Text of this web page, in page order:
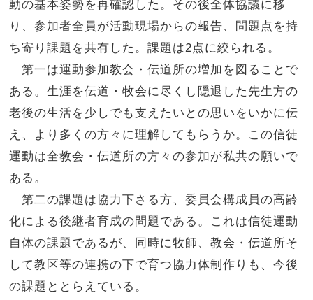
動の基本姿勢を再確認した。その後全体協議に移
り、参加者全員が活動現場からの報告、問題点を持
ち寄り課題を共有した。課題は2点に絞られる。
第一は運動参加教会・伝道所の増加を図ることで
ある。生涯を伝道・牧会に尽くし隠退した先生方の
老後の生活を少しでも支えたいとの思いをいかに伝
え、より多くの方々に理解してもらうか。この信徒
運動は全教会・伝道所の方々の参加が私共の願いで
ある。
第二の課題は協力下さる方、委員会構成員の高齢
化による後継者育成の問題である。これは信徒運動
自体の課題であるが、同時に牧師、教会・伝道所そ
して教区等の連携の下で育つ協力体制作りも、今後
の課題ととらえている。